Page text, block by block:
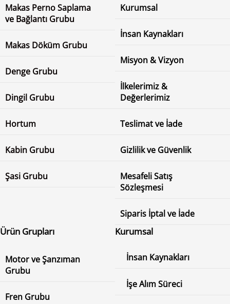
Makas Perno Saplama
ve Bağlantı Grubu
Makas Döküm Grubu
Denge Grubu
Dingil Grubu
Hortum
Kabin Grubu
Şasi Grubu
Kurumsal
İnsan Kaynakları
Misyon & Vizyon
İlkelerimiz &
Değerlerimiz
Teslimat ve İade
Gizlilik ve Güvenlik
Mesafeli Satış
Sözleşmesi
Siparis İptal ve İade
Ürün Grupları
Motor ve Şanzıman
Grubu
Fren Grubu
Kurumsal
İnsan Kaynakları
İşe Alım Süreci